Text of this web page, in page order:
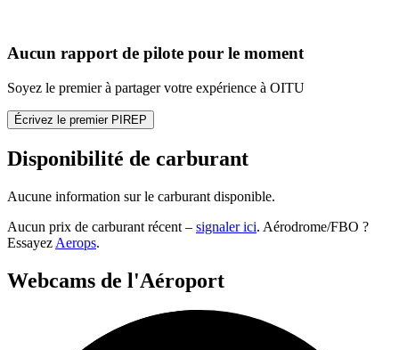
Aucun rapport de pilote pour le moment
Soyez le premier à partager votre expérience à OITU
Écrivez le premier PIREP
Disponibilité de carburant
Aucune information sur le carburant disponible.
Aucun prix de carburant récent – signaler ici. Aérodrome/FBO ?
Essayez Aerops.
Webcams de l'Aéroport